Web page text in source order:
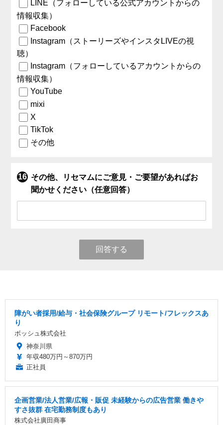
LINE（フォローしている公式アカウントからの
情報収集）
Facebook
Instagram（ストーリーズやインスタLIVEの視
聴）
Instagram（フォローしているアカウントからの
情報収集）
YouTube
mixi
X
TikTok
その他
その他、リセマムにご意見・ご要望があればお
聞かせください（任意回答）
回答する
障がい者採用/給与・社会保険グループ リモート/フレックスあ
り
ボッシュ株式会社
神奈川県
年収480万円～870万円
正社員
企画営業/法人営業/広報・販促 未経験からの広告営業 働きや
すさ抜群 在宅勤務制度もあり
株式会社廣田商事